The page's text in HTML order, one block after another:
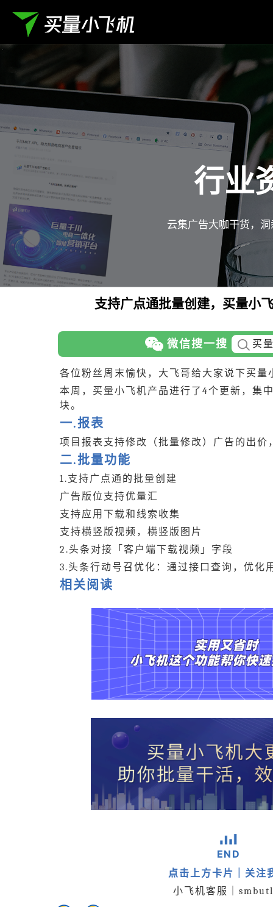
行业
云集广告大咖干货，
支持广点通批量创建，买量小
微信搜一搜 买
各位粉丝周末愉快，大飞哥给大家说下买量
本周，买量小飞机产品进行了4个更新，集
块。
一.报表
项目报表支持修改（批量修改）广告的出价
二.批量功能
1.支持广点通的批量创建
广告版位支持优量汇
支持应用下载和线索收集
支持横竖版视频，横竖版图片
2.头条对接「客户端下载视频」字段
3.头条行动号召优化：通过接口查询，优化
相关阅读
END
点击上方卡片｜关注
小飞机客服｜